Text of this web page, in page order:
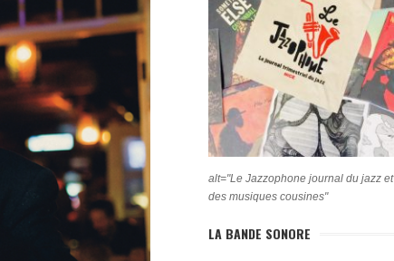
alt="Le Jazzophone journal du jazz et
des musiques cousines"
LA BANDE SONORE